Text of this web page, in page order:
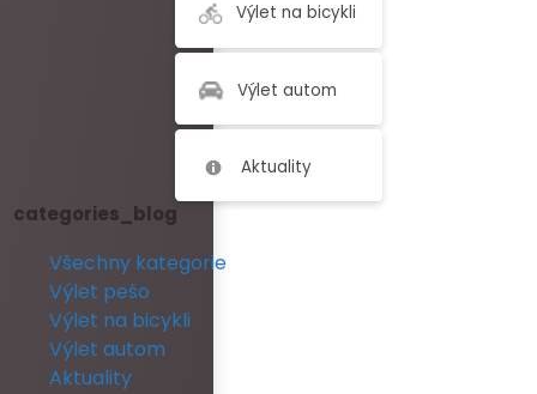
Výlet na bicykli
Výlet autom
Aktuality
categories_blog
Všechny kategorie
Výlet pešo
Výlet na bicykli
Výlet autom
Aktuality